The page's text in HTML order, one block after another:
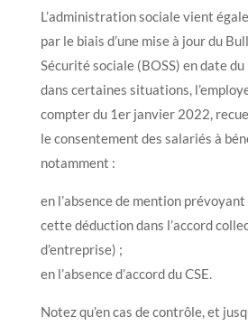
L’administration sociale vient
par le biais d’une mise à jour du
Sécurité sociale (BOSS) en date
dans certaines situations,
compter du 1er janvier 2022,
le consentement des salariés à
notamment :
en l’absence de mention
cette déduction dans l’accord
d’entreprise) ;
en l’absence d’accord du CSE.
Notez qu’en cas de contrôle, et